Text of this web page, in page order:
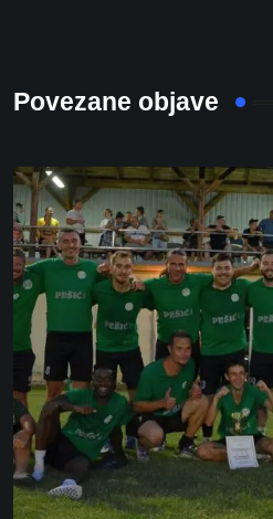
Povezane objave